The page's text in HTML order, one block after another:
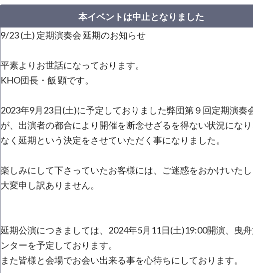
本イベントは中止となりました
9/23 (土) 定期演奏会 延期のお知らせ
平素よりお世話になっております。
KHO団長・飯 顕です。
2023年9月23日(土)に予定しておりました弊団第９回定期演奏
が、出演者の都合により開催を断念せざるを得ない状況にな
なく延期という決定をさせていただく事になりました。
楽しみにして下さっていたお客様には、ご迷惑をおかけいた
大変申し訳ありません。
延期公演につきましては、2024年5月11日(土)19:00開演、曳
ンターを予定しております。
また皆様と会場でお会い出来る事を心待ちにしております。